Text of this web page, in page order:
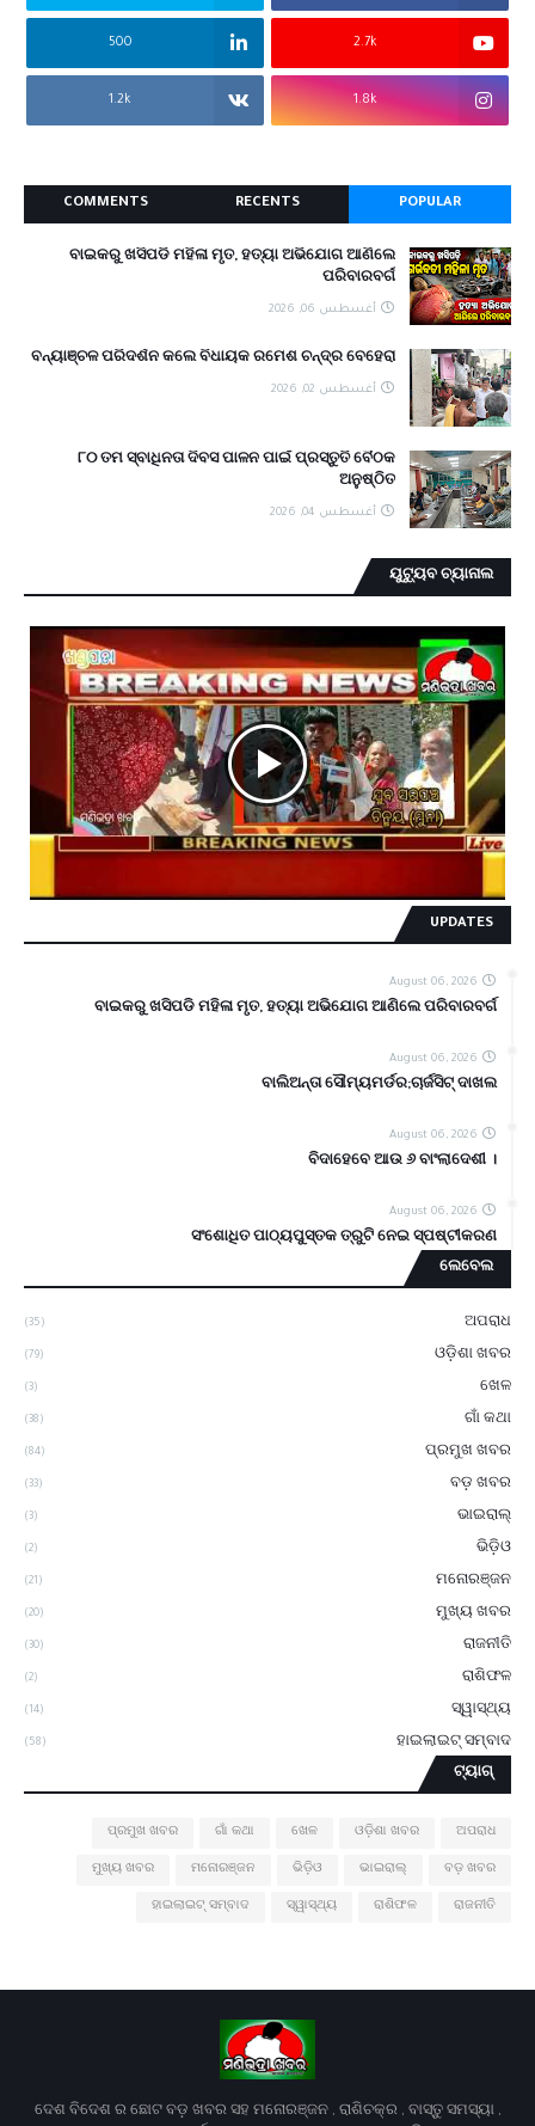
2.7k
500
1.8k
1.2k
POPULAR
RECENTS
COMMENTS
ବାଇକରୁ ଖସିପଡି ମହିଳା ମୃତ, ହତ୍ୟା ଅଭିଯୋଗ ଆଣିଲେ
ପରିବାରବର୍ଗ
أغسطس 06, 2026
ବନ୍ୟାଞ୍ଚଳ ପରିଦର୍ଶନ କଲେ ବିଧାୟକ ରମେଶ ଚନ୍ଦ୍ର ବେହେରା
أغسطس 02, 2026
୮୦ ତମ ସ୍ବାଧିନତା ଦିବସ ପାଳନ ପାଇଁ ପ୍ରସ୍ତୁତି ବୈଠକ
ଅନୁଷ୍ଠିତ
أغسطس 04, 2026
ୟୁଟ୍ୟୁବ ଚ୍ୟାନାଲ
UPDATES
August 06, 2026
ବାଇକରୁ ଖସିପଡି ମହିଳା ମୃତ, ହତ୍ୟା ଅଭିଯୋଗ ଆଣିଲେ ପରିବାରବର୍ଗ
August 06, 2026
ବାଲିଅନ୍ତା ସୌମ୍ୟମର୍ଡର;ଚାର୍ଜସିଟ୍ ଦାଖଲ
August 06, 2026
ବିଦାହେବେ ଆଉ ୬ ବାଂଲାଦେଶୀ ।
August 06, 2026
ସଂଶୋଧିତ ପାଠ୍ୟପୁସ୍ତକ ତ୍ରୁଟି ନେଇ ସ୍ପଷ୍ଟୀକରଣ
ଲେବେଲ
ଅପରାଧ
(35)
ଓଡ଼ିଶା ଖବର
(79)
ଖେଳ
(3)
ଗାଁ କଥା
(38)
ପ୍ରମୁଖ ଖବର
(84)
ବଡ଼ ଖବର
(33)
ଭାଇରାଲ୍
(3)
ଭିଡ଼ିଓ
(2)
ମନୋରଞ୍ଜନ
(21)
ମୁଖ୍ୟ ଖବର
(20)
ରାଜନୀତି
(30)
ରାଶିଫଳ
(2)
ସ୍ୱାସ୍ଥ୍ୟ
(14)
ହାଇଲାଇଟ୍ ସମ୍ବାଦ
(58)
ଟ୍ୟାଗ୍
ଅପରାଧ
ଓଡ଼ିଶା ଖବର
ଖେଳ
ଗାଁ କଥା
ପ୍ରମୁଖ ଖବର
ବଡ଼ ଖବର
ଭାଇରାଲ୍
ଭିଡ଼ିଓ
ମନୋରଞ୍ଜନ
ମୁଖ୍ୟ ଖବର
ରାଜନୀତି
ରାଶିଫଳ
ସ୍ୱାସ୍ଥ୍ୟ
ହାଇଲାଇଟ୍ ସମ୍ବାଦ
ଦେଶ ବିଦେଶ ର ଛୋଟ ବଡ଼ ଖବର ସହ ମନୋରଞ୍ଜନ , ରାଶିଚକ୍ର , ବାସ୍ତୁ ସମସ୍ୟା ,